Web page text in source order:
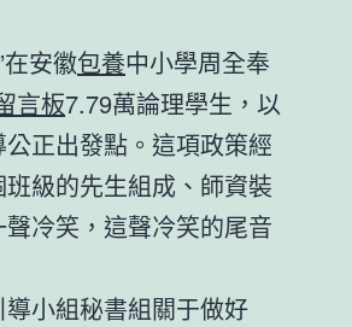
安徽包養中小學周全奉
言板7.79萬論理學生，以
正出發點。這項政策經
級的先生組成、師資裝
冷笑，這聲冷笑的尾音
小組秘書組關于做好